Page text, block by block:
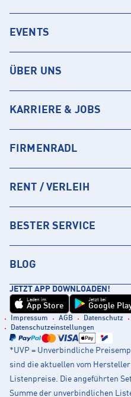
EVENTS
ÜBER UNS
KARRIERE & JOBS
FIRMENRADL
RENT / VERLEIH
BESTER SERVICE
BLOG
JETZT APP DOWNLOADEN!
Laden im
App Store
Jetzt bei
Google
Impressum AGB Datenschutz
Datenschutzeinstellungen
*UVP = Unverbindliche
sind die aktuellen vom
Listenpreise. Die angeführten
Summe der unverbindlichen